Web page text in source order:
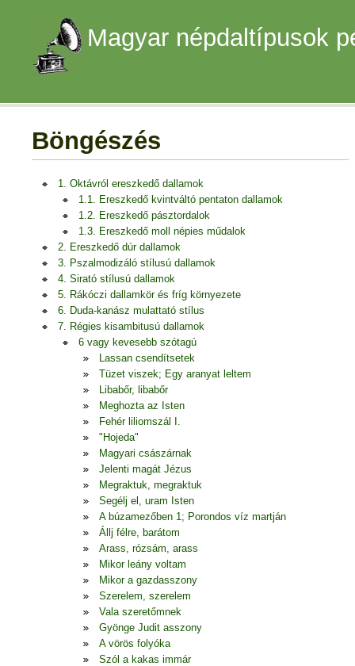
Magyar népdaltípusok
Böngészés
1. Oktávról ereszkedő dallamok
1.1. Ereszkedő kvintváltó pentaton dallamok
1.2. Ereszkedő pásztordalok
1.3. Ereszkedő moll népies műdalok
2. Ereszkedő dúr dallamok
3. Pszalmodizáló stílusú dallamok
4. Sirató stílusú dallamok
5. Rákóczi dallamkör és fríg környezete
6. Duda-kanász mulattató stílus
7. Régies kisambitusú dallamok
6 vagy kevesebb szótagú
Lassan csendítsetek
Tüzet viszek; Egy aranyat leltem
Libabőr, libabőr
Meghozta az Isten
Fehér liliomszál I.
"Hojeda"
Magyari császárnak
Jelenti magát Jézus
Megraktuk, megraktuk
Segélj el, uram Isten
A búzamezőben 1; Porondos víz martján
Állj félre, barátom
Arass, rózsám, arass
Mikor leány voltam
Mikor a gazdasszony
Szerelem, szerelem
Vala szeretőmnek
Gyönge Judit asszony
A vörös folyóka
Szól a kakas immár